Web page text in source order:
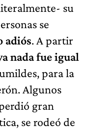
su
se
adiós. A partir
nada fue igual
para la
Algunos
gran
se rodeó de